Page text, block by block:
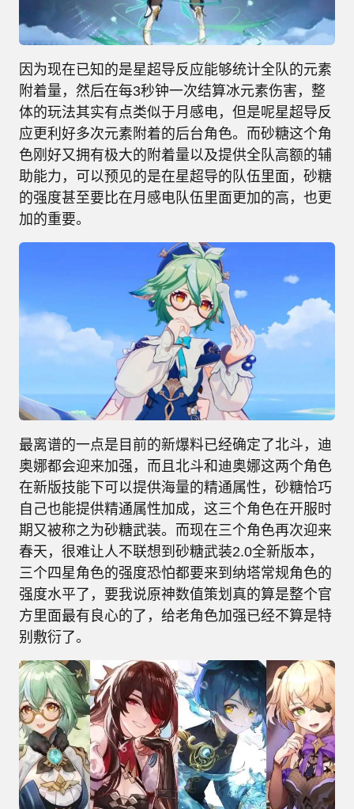
因为现在已知的是星超导反应能够统计全队的元素
附着量，然后在每3秒钟一次结算冰元素伤害，整
体的玩法其实有点类似于月感电，但是呢星超导反
应更利好多次元素附着的后台角色。而砂糖这个角
色刚好又拥有极大的附着量以及提供全队高额的辅
助能力，可以预见的是在星超导的队伍里面，砂糖
的强度甚至要比在月感电队伍里面更加的高，也更
加的重要。
最离谱的一点是目前的新爆料已经确定了北斗，迪
奥娜都会迎来加强，而且北斗和迪奥娜这两个角色
在新版技能下可以提供海量的精通属性，砂糖恰巧
自己也能提供精通属性加成，这三个角色在开服时
期又被称之为砂糖武装。而现在三个角色再次迎来
春天，很难让人不联想到砂糖武装2.0全新版本，
三个四星角色的强度恐怕都要来到纳塔常规角色的
强度水平了，要我说原神数值策划真的算是整个官
方里面最有良心的了，给老角色加强已经不算是特
别敷衍了。